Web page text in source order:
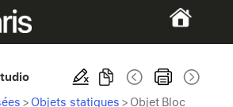
> Objets statiques > Objet Bloc